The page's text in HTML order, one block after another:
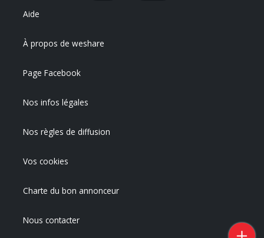
Aide
À propos de weshare
Page Facebook
Nos infos légales
Nos règles de diffusion
Vos cookies
Charte du bon annonceur
Nous contacter